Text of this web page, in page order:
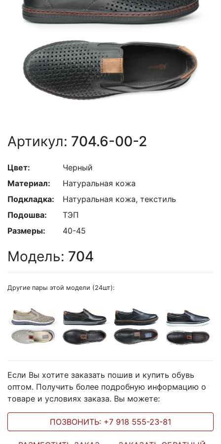
Артикул: 704.6-00-2
Цвет:
Черный
Материал:
Натуральная кожа
Подкладка:
Натуральная кожа, текстиль
Подошва:
ТЭП
Размеры:
40-45
Модель: 704
Другие пары этой модели (24шт):
Если Вы хотите заказать пошив и купить обувь
оптом. Получить более подробную информацию о
товаре и условиях заказа. Вы можете:
ПОЗВОНИТЬ: +7 918 555-23-81